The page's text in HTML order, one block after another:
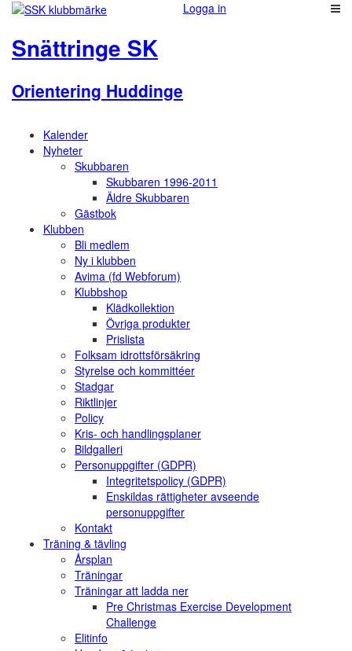
Logga in
Snättringe SK
Orientering Huddinge
Kalender
Nyheter
Skubbaren
Skubbaren 1996-2011
Äldre Skubbaren
Gästbok
Klubben
Bli medlem
Ny i klubben
Avima (fd Webforum)
Klubbshop
Klädkollektion
Övriga produkter
Prislista
Folksam idrottsförsäkring
Styrelse och kommittéer
Stadgar
Riktlinjer
Policy
Kris- och handlingsplaner
Bildgalleri
Personuppgifter (GDPR)
Integritetspolicy (GDPR)
Enskildas rättigheter avseende
personuppgifter
Kontakt
Träning & tävling
Årsplan
Träningar
Träningar att ladda ner
Pre Christmas Exercise Development
Challenge
Elitinfo